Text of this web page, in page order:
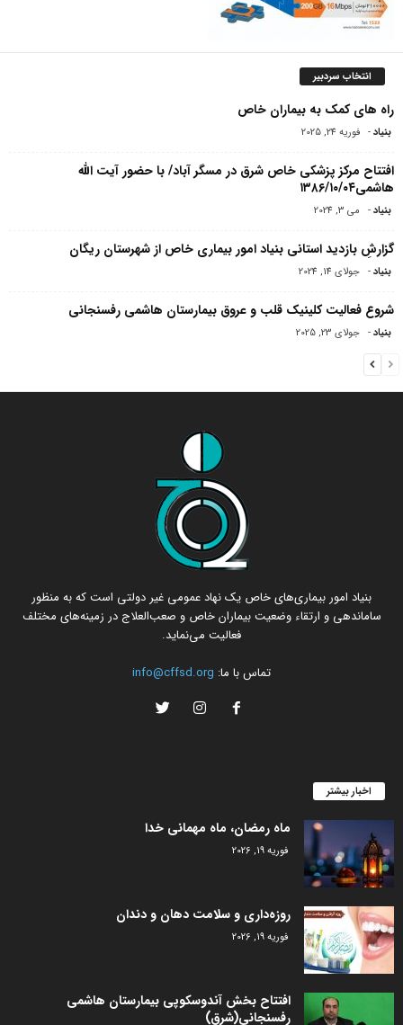
انتخاب سردبیر
راه های کمک به بیماران خاص
بنیاد- فوریه 24, 2025
افتتاح مرکز پزشکی خاص شرق در مسگر آباد/ با حضور آیت الله
هاشمی۱۳۸۶/۱۰/۰۴
بنیاد- می 3, 2024
گزارشِ بازدید استانی بنیاد امور بیماری خاص از شهرستان ریگان
بنیاد- جولای 14, 2024
شروع فعالیت کلینیک قلب و عروق بیمارستان هاشمی رفسنجانی
بنیاد- جولای 23, 2025
بنیاد امور بیماری‌های خاص یک نهاد عمومی غیر دولتی است که به منظور
ساماندهی و ارتقاء وضعیت بیماران خاص و صعب‌العلاج در زمینه‌های مختلف
فعالیت می‌نماید.
تماس با ما: info@cffsd.org
اخبار بیشتر
ماه رمضان، ماه مهمانی خدا
فوریه 19, 2026
روزه‌داری و سلامت دهان و دندان
فوریه 19, 2026
افتتاح بخش آندوسکوپی بیمارستان هاشمی
رفسنجانی(شرق)